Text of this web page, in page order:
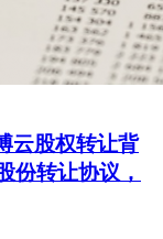
云股权转让背
份转让协议，